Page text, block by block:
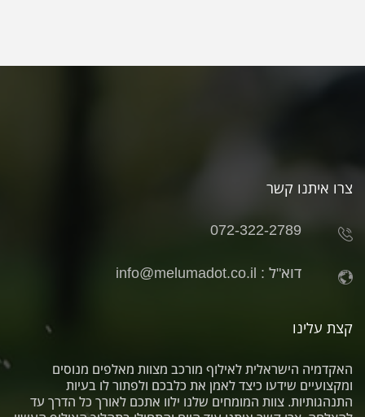
צרו איתנו קשר
072-322-2789
דוא"ל : info@melumadot.co.il
קצת עלינו
האקדמיה הישראלית לאילוף מורכב מצוות מאלפים מנוסים
ומקצועיים שידעו כיצד לאמן את כלבכם ולפתור לו בעיות
התנהגותיות. צוות המומחים שלנו ילוו אתכם לאורך כל הדרך עד